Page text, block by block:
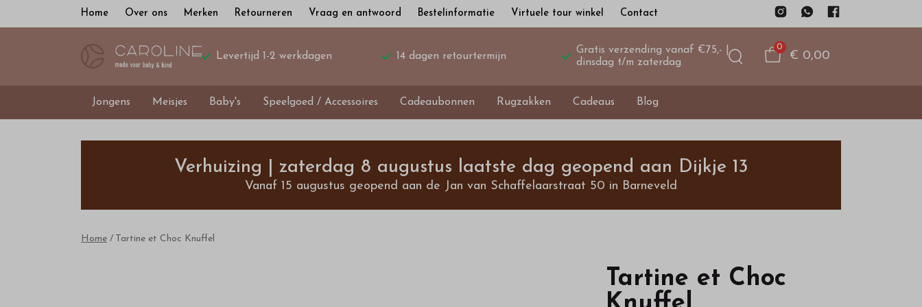
Home Over ons Merken Retourneren Vraag en antwoord Bestelinformatie Virtuele tour winkel Contact
Levertijd 1-2 werkdagen 14 dagen retourtermijn
Gratis verzending vanaf €75,- |
dinsdag t/m zaterdag
0
€ 0,00
Jongens Meisjes Baby's Speelgoed / Accessoires Cadeaubonnen Rugzakken Cadeaus Blog
Tartine
Choc
Knuffel
Verhuizing | zaterdag 8 augustus laatste dag geopend aan Dijkje 13
Vanaf 15 augustus geopend aan de Jan van Schaffelaarstraat 50 in Barneveld
Home Tartine et Choc Knuffel
Tartine et Choc